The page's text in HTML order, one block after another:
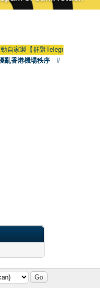
家製【群聚Telegram群組】
亂香港機場秩序
#